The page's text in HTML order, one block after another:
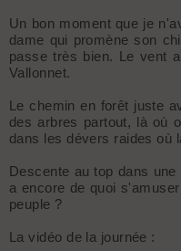
Un bon moment que je
dame qui promène son
passe très bien. Le vent
Vallonnet.
Le chemin en forêt juste
des arbres partout, là où
dans les dévers raides où
Descente au top dans
a encore de quoi
peuple ?
La vidéo de la journée :